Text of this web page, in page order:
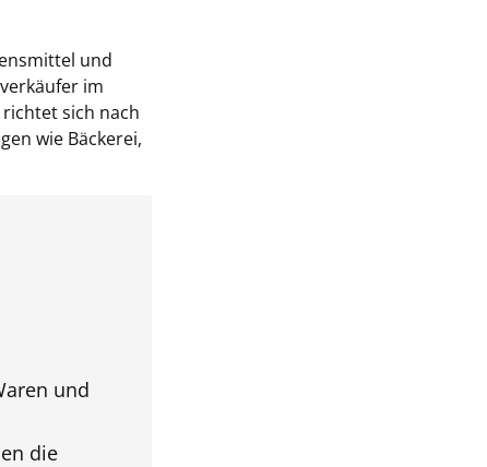
und
im
sich nach
wie Bäckerei,
und
die